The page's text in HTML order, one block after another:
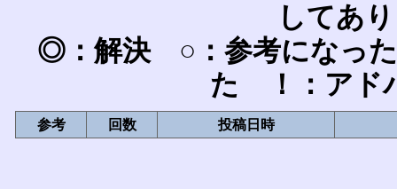
してあ
◎：解決 ○：参考になっ
た ！：アド
参考 回数 投稿日時